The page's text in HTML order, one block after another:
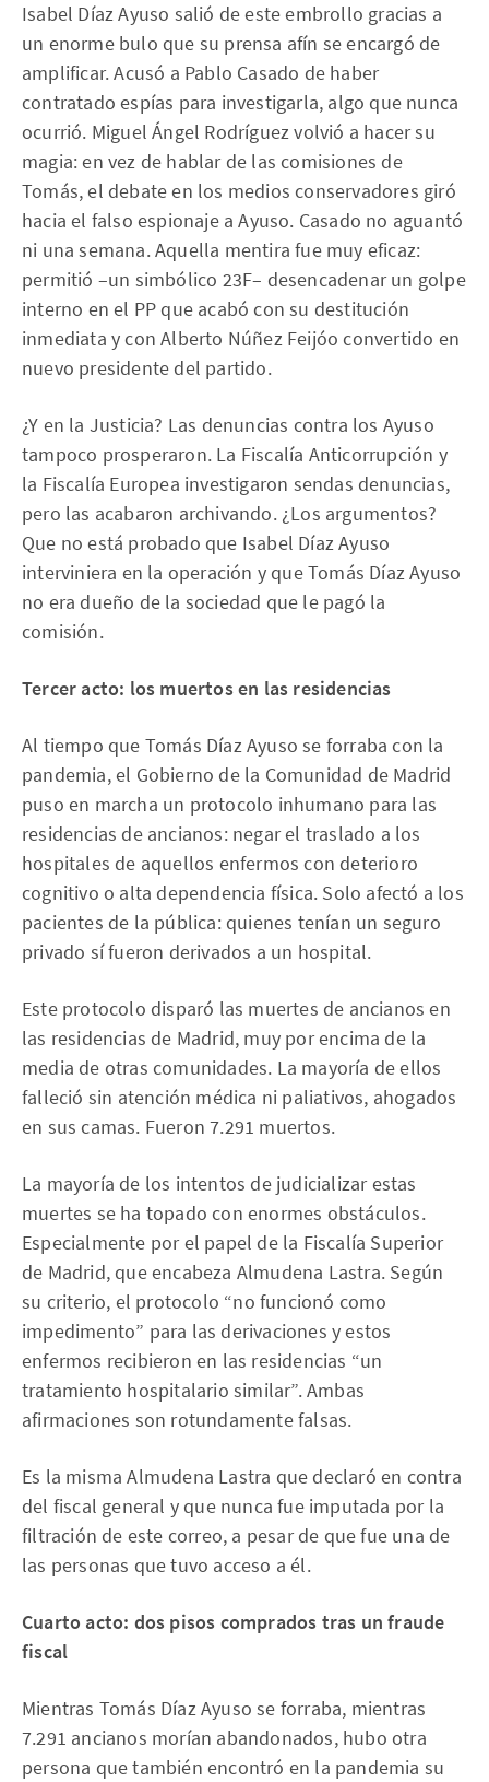
Isabel Díaz Ayuso salió de este embrollo gracias a
un enorme bulo que su prensa afín se encargó de
amplificar. Acusó a Pablo Casado de haber
contratado espías para investigarla, algo que nunca
ocurrió. Miguel Ángel Rodríguez volvió a hacer su
magia: en vez de hablar de las comisiones de
Tomás, el debate en los medios conservadores giró
hacia el falso espionaje a Ayuso. Casado no aguantó
ni una semana. Aquella mentira fue muy eficaz:
permitió –un simbólico 23F– desencadenar un golpe
interno en el PP que acabó con su destitución
inmediata y con Alberto Núñez Feijóo convertido en
nuevo presidente del partido.
¿Y en la Justicia? Las denuncias contra los Ayuso
tampoco prosperaron. La Fiscalía Anticorrupción y
la Fiscalía Europea investigaron sendas denuncias,
pero las acabaron archivando. ¿Los argumentos?
Que no está probado que Isabel Díaz Ayuso
interviniera en la operación y que Tomás Díaz Ayuso
no era dueño de la sociedad que le pagó la
comisión.
Tercer acto: los muertos en las residencias
Al tiempo que Tomás Díaz Ayuso se forraba con la
pandemia, el Gobierno de la Comunidad de Madrid
puso en marcha un protocolo inhumano para las
residencias de ancianos: negar el traslado a los
hospitales de aquellos enfermos con deterioro
cognitivo o alta dependencia física. Solo afectó a los
pacientes de la pública: quienes tenían un seguro
privado sí fueron derivados a un hospital.
Este protocolo disparó las muertes de ancianos en
las residencias de Madrid, muy por encima de la
media de otras comunidades. La mayoría de ellos
falleció sin atención médica ni paliativos, ahogados
en sus camas. Fueron 7.291 muertos.
La mayoría de los intentos de judicializar estas
muertes se ha topado con enormes obstáculos.
Especialmente por el papel de la Fiscalía Superior
de Madrid, que encabeza Almudena Lastra. Según
su criterio, el protocolo “no funcionó como
impedimento” para las derivaciones y estos
enfermos recibieron en las residencias “un
tratamiento hospitalario similar”. Ambas
afirmaciones son rotundamente falsas.
Es la misma Almudena Lastra que declaró en contra
del fiscal general y que nunca fue imputada por la
filtración de este correo, a pesar de que fue una de
las personas que tuvo acceso a él.
Cuarto acto: dos pisos comprados tras un fraude
fiscal
Mientras Tomás Díaz Ayuso se forraba, mientras
7.291 ancianos morían abandonados, hubo otra
persona que también encontró en la pandemia su